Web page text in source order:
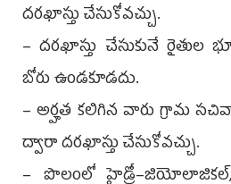
దరఖాస్తు చేసుకోవచ్చు.
– దరఖాస్తు చేసుకునే రైతుల
బోరు ఉండకూడదు.
– అర్హత కలిగిన వారు గ్రామ
ద్వారా దరఖాస్తు చేసుకోవచ్చు.
– పొలంలో